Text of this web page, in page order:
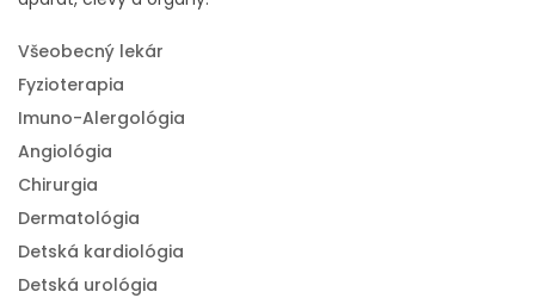
Všeobecný lekár
Fyzioterapia
Imuno-Alergológia
Angiológia
Chirurgia
Dermatológia
Detská kardiológia
Detská urológia